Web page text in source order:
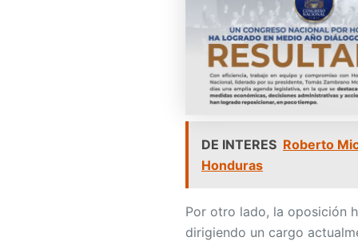
DE INTERES Roberto
Honduras
Por otro lado, la oposición
dirigiendo un cargo